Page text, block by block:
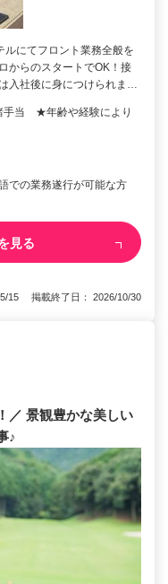
ルにてフロント業務全般を
からのスタートでOK！接
入社後に身につけられま…
手当 ★年齢や経験により
での業務遂行が可能な方
見る
15 掲載終了日： 2026/10/30
／ 景観豊かな美しい
♪